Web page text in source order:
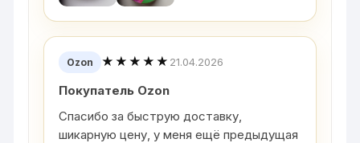
Ozon ★★★★★ 21.04.2026
Покупатель Ozon
Спасибо за быструю доставку,
шикарную цену, у меня ещё предыдущая